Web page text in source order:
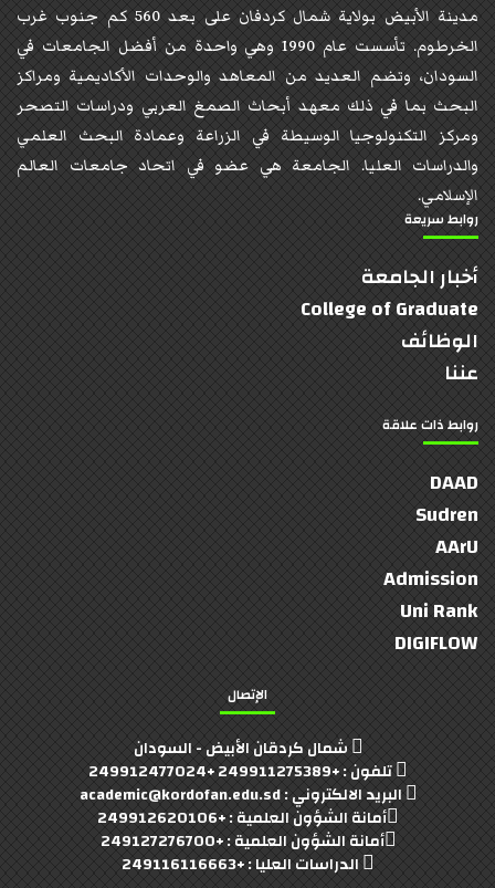
مدينة الأبيض بولاية شمال كردفان على بعد 560 كم جنوب غرب
الخرطوم. تأسست عام 1990 وهي واحدة من أفضل الجامعات في
السودان، وتضم العديد من المعاهد والوحدات الأكاديمية ومراكز
البحث بما في ذلك معهد أبحاث الصمغ العربي ودراسات التصحر
ومركز التكنولوجيا الوسيطة في الزراعة وعمادة البحث العلمي
والدراسات العليا. الجامعة هي عضو في اتحاد جامعات العالم
الإسلامي.
روابط سريعة
أخبار الجامعة
College of Graduate
الوظائف
عننا
روابط ذات علاقة
DAAD
Sudren
AArU
Admission
Uni Rank
DIGIFLOW
الإتصال
شمال كردقان الأبيض - السودان
تلفون : +249911275389 +249912477024
البريد الالكتروني : academic@kordofan.edu.sd
أمانة الشؤون العلمية : +249912620106
أمانة الشؤون العلمية : +249127276700
الدراسات العليا : +249116116663